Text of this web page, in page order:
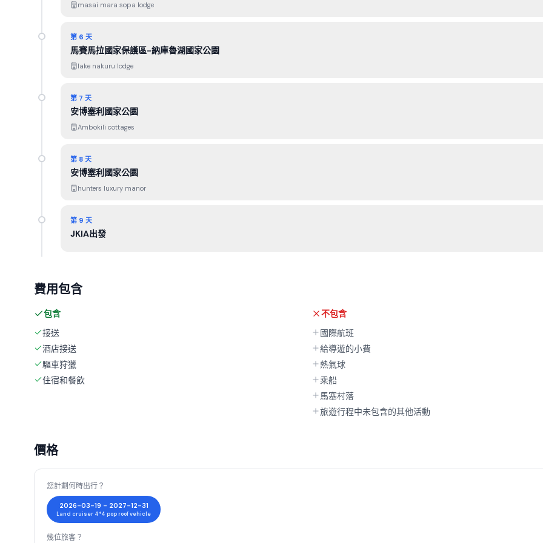
masai mara sopa lodge
第 6 天
馬賽馬拉國家保護區-納庫魯湖國家公園
lake nakuru lodge
第 7 天
安博塞利國家公園
Ambokili cottages
第 8 天
安博塞利國家公園
hunters luxury manor
第 9 天
JKIA出發
費用包含
包含
接送
酒店接送
驅車狩獵
住宿和餐飲
不包含
國際航班
給導遊的小費
熱氣球
乘船
馬塞村落
旅遊行程中未包含的其他活動
價格
您計劃何時出行？
2026-03-19 - 2027-12-31
Land cruiser 4*4 pop roof vehicle
幾位旅客？